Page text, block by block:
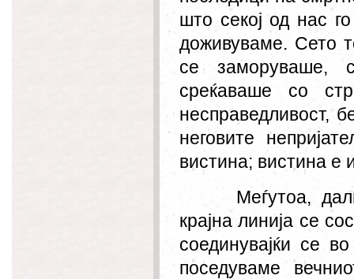
што секој од нас
доживуваме. Сето
се заморуваше,
среќаваше со
несправедливост,
неговите
вистина; вистина е
Меѓутоа,
крајна линија се
соединувајќи се
поседуваме